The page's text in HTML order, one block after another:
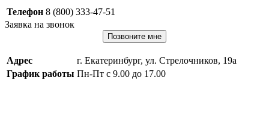
Телефон 8 (800) 333-47-51
Заявка на звонок
Позвоните мне
Адрес
г. Екатеринбург, ул. Стрелочников, 19а
График работы Пн-Пт с 9.00 до 17.00